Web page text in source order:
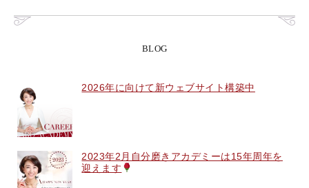
BLOG
2026年に向けて新ウェブサイト構築中
2023年2月自分磨きアカデミーは15年周年を
迎えます